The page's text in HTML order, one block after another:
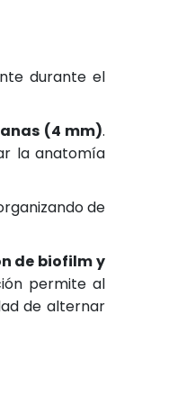
durante el
(4 mm).
la anatomía
de
de biofilm y
permite al
de alternar